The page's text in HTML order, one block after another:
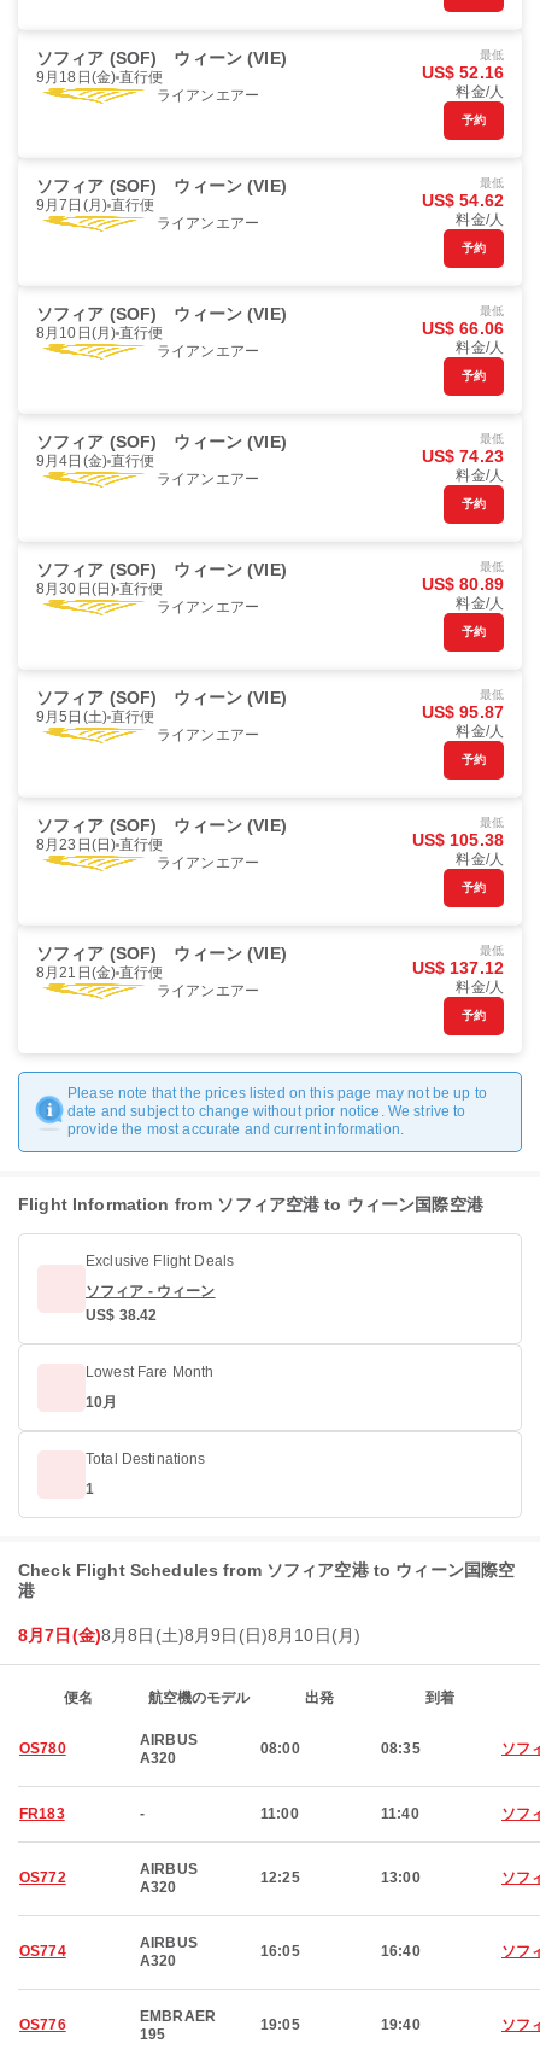
ソフィア (SOF) ウィーン (VIE)
9月18日(金) 直行便
ライアンエアー
最低
US$ 52.16
料金/人
予約
ソフィア (SOF) ウィーン (VIE)
9月7日(月) 直行便
ライアンエアー
最低
US$ 54.62
料金/人
予約
ソフィア (SOF) ウィーン (VIE)
8月10日(月) 直行便
ライアンエアー
最低
US$ 66.06
料金/人
予約
ソフィア (SOF) ウィーン (VIE)
9月4日(金) 直行便
ライアンエアー
最低
US$ 74.23
料金/人
予約
ソフィア (SOF) ウィーン (VIE)
8月30日(日) 直行便
ライアンエアー
最低
US$ 80.89
料金/人
予約
ソフィア (SOF) ウィーン (VIE)
9月5日(土) 直行便
ライアンエアー
最低
US$ 95.87
料金/人
予約
ソフィア (SOF) ウィーン (VIE)
8月23日(日) 直行便
ライアンエアー
最低
US$ 105.38
料金/人
予約
ソフィア (SOF) ウィーン (VIE)
8月21日(金) 直行便
ライアンエアー
最低
US$ 137.12
料金/人
予約
Please note that the prices listed on this page may not be up to
date and subject to change without prior notice. We strive to
provide the most accurate and current information.
Flight Information from ソフィア空港 to ウィーン国際空港
Exclusive Flight Deals
ソフィア - ウィーン
US$ 38.42
Lowest Fare Month
10月
Total Destinations
1
Check Flight Schedules from ソフィア空港 to ウィーン国際空
港
8月7日(金)8月8日(土)8月9日(日)8月10日(月)
便名 航空機のモデル 出発 到着
OS780
AIRBUS
A320
08:00 08:35 ソフ
FR183 - 11:00 11:40 ソフ
OS772
AIRBUS
A320
12:25 13:00 ソフ
OS774
AIRBUS
A320
16:05 16:40 ソフ
OS776
EMBRAER
195
19:05 19:40 ソフ